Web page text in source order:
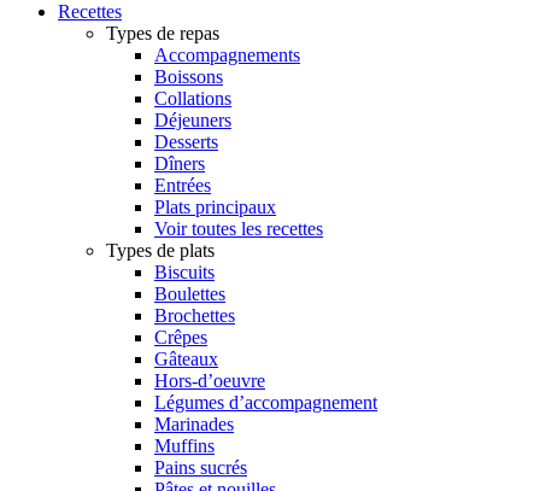
Recettes
Types de repas
Accompagnements
Boissons
Collations
Déjeuners
Desserts
Dîners
Entrées
Plats principaux
Voir toutes les recettes
Types de plats
Biscuits
Boulettes
Brochettes
Crêpes
Gâteaux
Hors-d’oeuvre
Légumes d’accompagnement
Marinades
Muffins
Pains sucrés